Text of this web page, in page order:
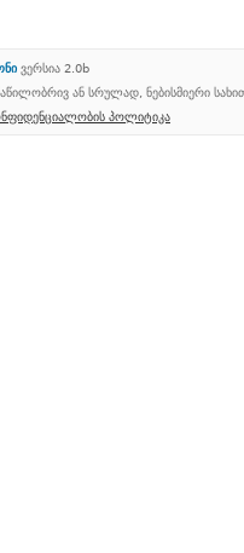
ვერსია 2.0b
ან სრულად, ნებისმიერი
პოლიტიკა